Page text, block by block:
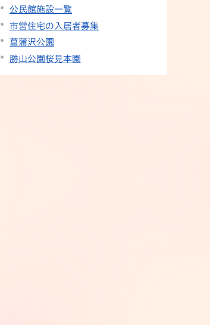
公民館施設一覧
市営住宅の入居者募集
菖蒲沢公園
勝山公園桜見本園